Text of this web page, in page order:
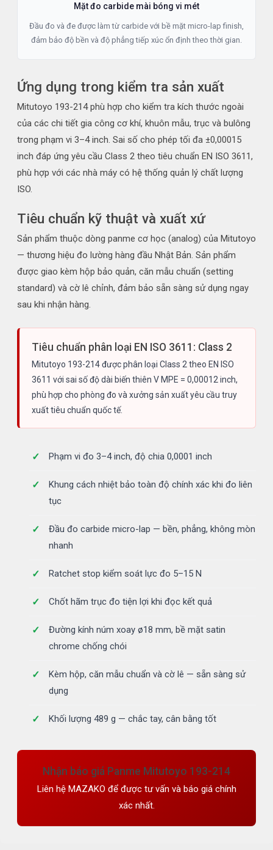
Mặt đo carbide mài bóng vi mét
Đầu đo và đe được làm từ carbide với bề mặt micro-lap finish,
đảm bảo độ bền và độ phẳng tiếp xúc ổn định theo thời gian.
Ứng dụng trong kiểm tra sản xuất
Mitutoyo 193-214 phù hợp cho kiểm tra kích thước ngoài
của các chi tiết gia công cơ khí, khuôn mẫu, trục và bulông
trong phạm vi 3–4 inch. Sai số cho phép tối đa ±0,00015
inch đáp ứng yêu cầu Class 2 theo tiêu chuẩn EN ISO 3611,
phù hợp với các nhà máy có hệ thống quản lý chất lượng
ISO.
Tiêu chuẩn kỹ thuật và xuất xứ
Sản phẩm thuộc dòng panme cơ học (analog) của Mitutoyo
— thương hiệu đo lường hàng đầu Nhật Bản. Sản phẩm
được giao kèm hộp bảo quản, căn mẫu chuẩn (setting
standard) và cờ lê chỉnh, đảm bảo sẵn sàng sử dụng ngay
sau khi nhận hàng.
Tiêu chuẩn phân loại EN ISO 3611: Class 2
Mitutoyo 193-214 được phân loại Class 2 theo EN ISO
3611 với sai số độ dài biến thiên V MPE = 0,00012 inch,
phù hợp cho phòng đo và xưởng sản xuất yêu cầu truy
xuất tiêu chuẩn quốc tế.
Phạm vi đo 3–4 inch, độ chia 0,0001 inch
Khung cách nhiệt bảo toàn độ chính xác khi đo liên
tục
Đầu đo carbide micro-lap — bền, phẳng, không mòn
nhanh
Ratchet stop kiểm soát lực đo 5–15 N
Chốt hãm trục đo tiện lợi khi đọc kết quả
Đường kính núm xoay ø18 mm, bề mặt satin
chrome chống chói
Kèm hộp, căn mẫu chuẩn và cờ lê — sẵn sàng sử
dụng
Khối lượng 489 g — chắc tay, cân bằng tốt
Nhận báo giá Panme Mitutoyo 193-214
Liên hệ MAZAKO để được tư vấn và báo giá chính
xác nhất.